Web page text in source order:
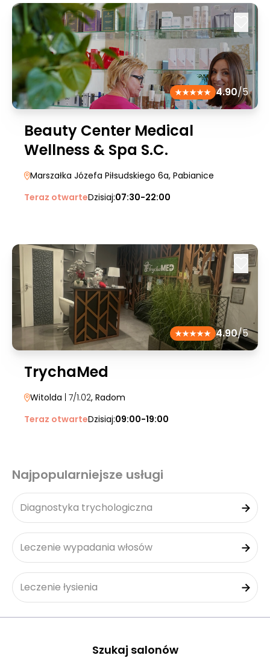
4.90/5
Beauty Center Medical
Wellness & Spa S.C.
Marszałka Józefa Piłsudskiego 6a, Pabianice
Teraz otwarteDzisiaj:07:30-22:00
4.90/5
TrychaMed
Witolda | 7/1.02, Radom
Teraz otwarteDzisiaj:09:00-19:00
Najpopularniejsze usługi
Diagnostyka trychologiczna
Leczenie wypadania włosów
Leczenie łysienia
Szukaj salonów